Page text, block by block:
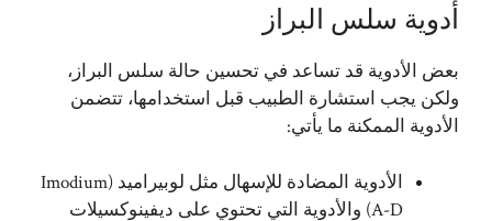
أدوية سلس البراز
بعض الأدوية قد تساعد في تحسين حالة سلس البراز،
ولكن يجب استشارة الطبيب قبل استخدامها، تتضمن
الأدوية الممكنة ما يأتي:
الأدوية المضادة للإسهال مثل لوبيراميد (Imodium
A-D) والأدوية التي تحتوي على ديفينوكسيلات